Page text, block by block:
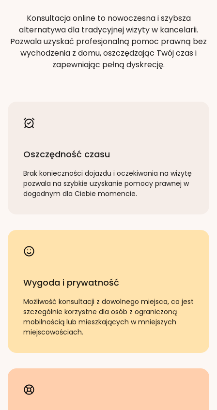
Konsultacja online to nowoczesna i szybsza
alternatywa dla tradycyjnej wizyty w kancelarii.
Pozwala uzyskać profesjonalną pomoc prawną bez
wychodzenia z domu, oszczędzając Twój czas i
zapewniając pełną dyskrecję.
Oszczędność czasu
Brak konieczności dojazdu i oczekiwania na wizytę
pozwala na szybkie uzyskanie pomocy prawnej w
dogodnym dla Ciebie momencie.
Wygoda i prywatność
Możliwość konsultacji z dowolnego miejsca, co jest
szczególnie korzystne dla osób z ograniczoną
mobilnością lub mieszkających w mniejszych
miejscowościach.